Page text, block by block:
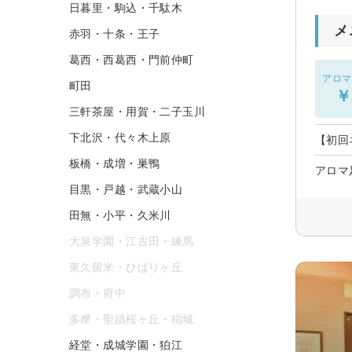
アロ
【初
アロ
日暮里・駒込・千駄木
赤羽・十条・王子
葛西・西葛西・門前仲町
町田
三軒茶屋・用賀・二子玉川
下北沢・代々木上原
板橋・成増・巣鴨
目黒・戸越・武蔵小山
田無・小平・久米川
大泉学園・江古田・練馬
東久留米・ひばりヶ丘
調布・府中
多摩・聖蹟桜ヶ丘・稲城
経堂・成城学園・狛江